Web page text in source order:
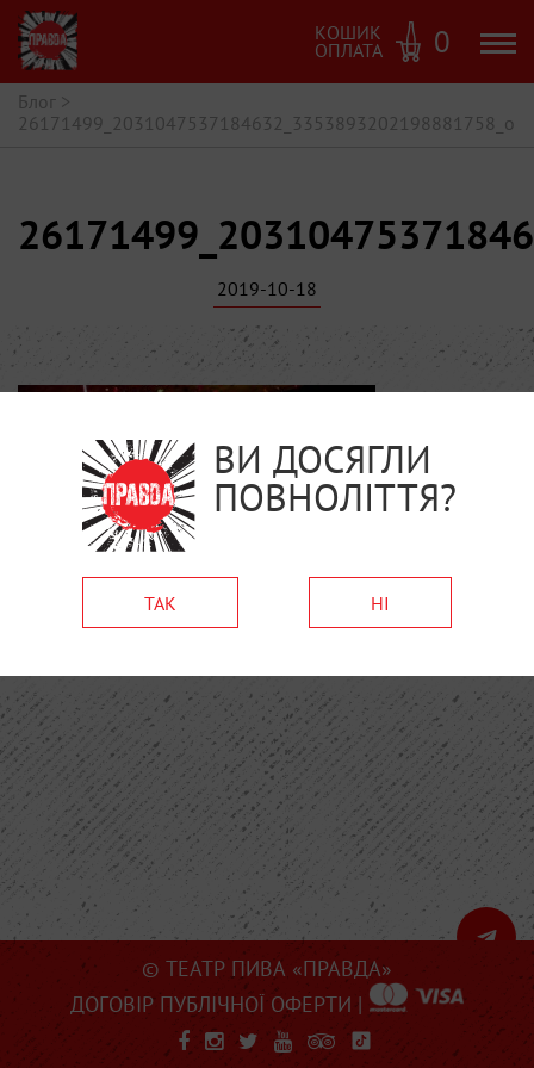
КОШИК
ОПЛАТА 0
Блог >
26171499_2031047537184632_3353893202198881758_o
2019-10-18
© ТЕАТР ПИВА «ПРАВДА»
ДОГОВІР ПУБЛІЧНОЇ ОФЕРТИ |
ВИ ДОСЯГЛИ
ПОВНОЛІТТЯ?
ТАК НІ